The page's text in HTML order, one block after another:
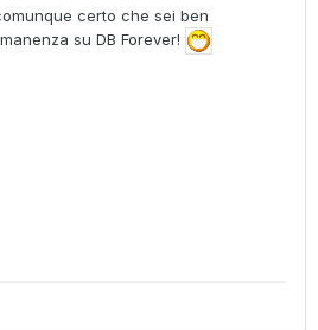
certo che sei ben
su DB Forever!